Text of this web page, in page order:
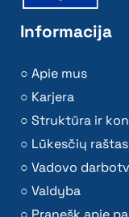
Informacija
Apie mus
Karjera
Struktūra ir
Lūkesčių raštas
Vadovo
Valdyba